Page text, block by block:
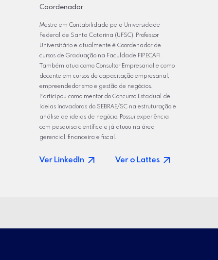
Coordenador
Mestre em Contabilidade pela Universidade
Federal de Santa Catarina (UFSC). Professor
Universitário e atualmente é Coordenador de
cursos de Graduação na Faculdade FIPECAFI.
Também atua como Consultor Empresarial e como
docente em cursos de capacitação empresarial,
empreendedorismo e gestão de negócios.
Participou como mentor do Concurso Estadual de
Ideias Inovadoras do SEBRAE/SC na estruturação e
análise de ideias de negócio. Possui experiência
com pesquisa científica e já atuou na área
gerencial, financeira e fiscal.
Ver LinkedIn Ver o Lattes